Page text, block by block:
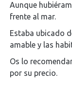
Aunque
frente al mar.
Estaba ubicado
amable y las
Os lo
por su precio.